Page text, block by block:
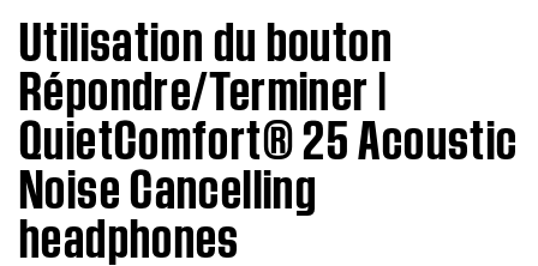
Utilisation du bouton
Répondre/Terminer |
QuietComfort® 25 Acoustic
Noise Cancelling
headphones